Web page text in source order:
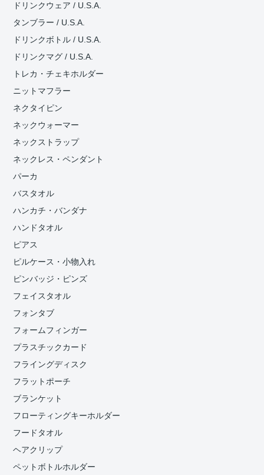
ドリンクウェア / U.S.A.
タンブラー / U.S.A.
ドリンクボトル / U.S.A.
ドリンクマグ / U.S.A.
トレカ・チェキホルダー
ニットマフラー
ネクタイピン
ネックウォーマー
ネックストラップ
ネックレス・ペンダント
パーカ
バスタオル
ハンカチ・バンダナ
ハンドタオル
ピアス
ピルケース・小物入れ
ピンバッジ・ピンズ
フェイスタオル
フォンタブ
フォームフィンガー
プラスチックカード
フライングディスク
フラットポーチ
ブランケット
フローティングキーホルダー
フードタオル
ヘアクリップ
ペットボトルホルダー